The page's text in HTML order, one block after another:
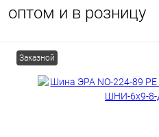
оптом и в розницу
Заказной